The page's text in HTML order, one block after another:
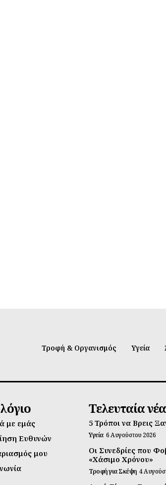
Τροφή & Οργανισμός Υγεία
με εμάς
Ευθυνών
μου
Τελευταία νέα
5 Τρόποι να Βρεις
Υγεία 6 Αυγούστου 2026
Οι Συνεδρίες που
«Χάσιμο Χρόνου»
Τροφή για Σκέψη 4